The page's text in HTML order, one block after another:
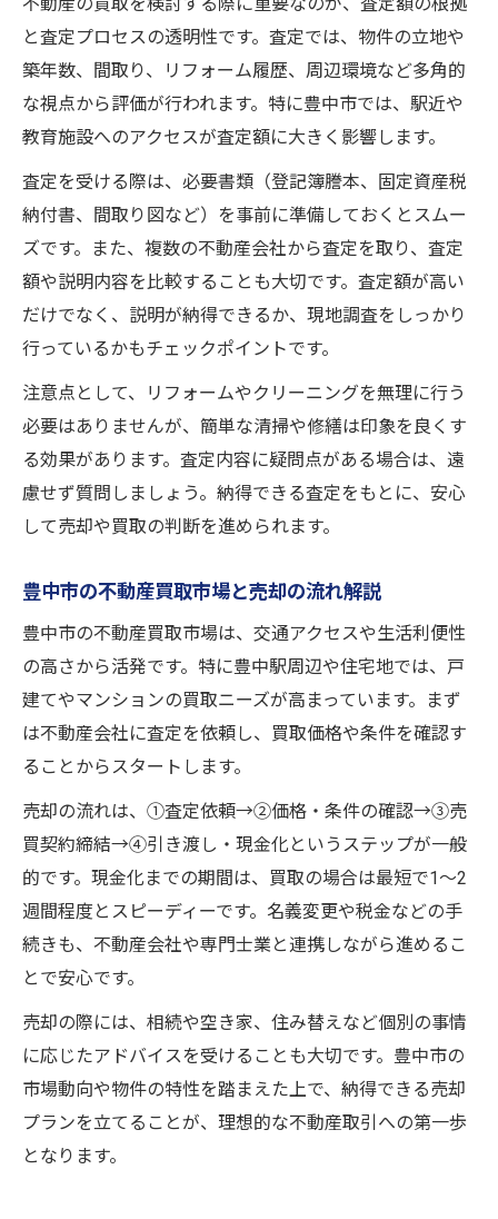
と査定プロセスの透明性です。査定では、物件の立地や
築年数、間取り、リフォーム履歴、周辺環境など多角的
な視点から評価が行われます。特に豊中市では、駅近や
教育施設へのアクセスが査定額に大きく影響します。
査定を受ける際は、必要書類（登記簿謄本、固定資産税
納付書、間取り図など）を事前に準備しておくとスムー
ズです。また、複数の不動産会社から査定を取り、査定
額や説明内容を比較することも大切です。査定額が高い
だけでなく、説明が納得できるか、現地調査をしっかり
行っているかもチェックポイントです。
注意点として、リフォームやクリーニングを無理に行う
必要はありませんが、簡単な清掃や修繕は印象を良くす
る効果があります。査定内容に疑問点がある場合は、遠
慮せず質問しましょう。納得できる査定をもとに、安心
して売却や買取の判断を進められます。
豊中市の不動産買取市場と売却の流れ解説
豊中市の不動産買取市場は、交通アクセスや生活利便性
の高さから活発です。特に豊中駅周辺や住宅地では、戸
建てやマンションの買取ニーズが高まっています。まず
は不動産会社に査定を依頼し、買取価格や条件を確認す
ることからスタートします。
売却の流れは、①査定依頼→②価格・条件の確認→③売
買契約締結→④引き渡し・現金化というステップが一般
的です。現金化までの期間は、買取の場合は最短で1～2
週間程度とスピーディーです。名義変更や税金などの手
続きも、不動産会社や専門士業と連携しながら進めるこ
とで安心です。
売却の際には、相続や空き家、住み替えなど個別の事情
に応じたアドバイスを受けることも大切です。豊中市の
市場動向や物件の特性を踏まえた上で、納得できる売却
プランを立てることが、理想的な不動産取引への第一歩
となります。